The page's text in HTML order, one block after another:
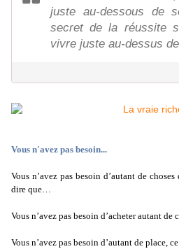
juste au-dessous de
secret de la réussite
vivre juste au-dessus
Vous n'avez pas besoin...
Vous n’avez pas besoin d’autant de
dire que…
Vous n’avez pas besoin d’acheter autant
Vous n’avez pas besoin d’autant de place,